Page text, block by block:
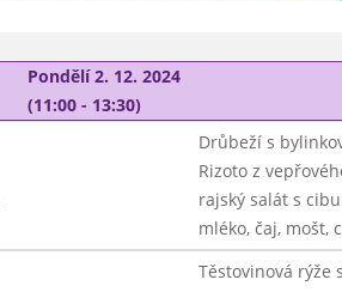
Pondělí 2. 12. 2024
(11:00 - 13:30)
Drůbeží s
Rizoto z
rajský salát s
mléko, čaj, mošt,
Těstovinová rýže